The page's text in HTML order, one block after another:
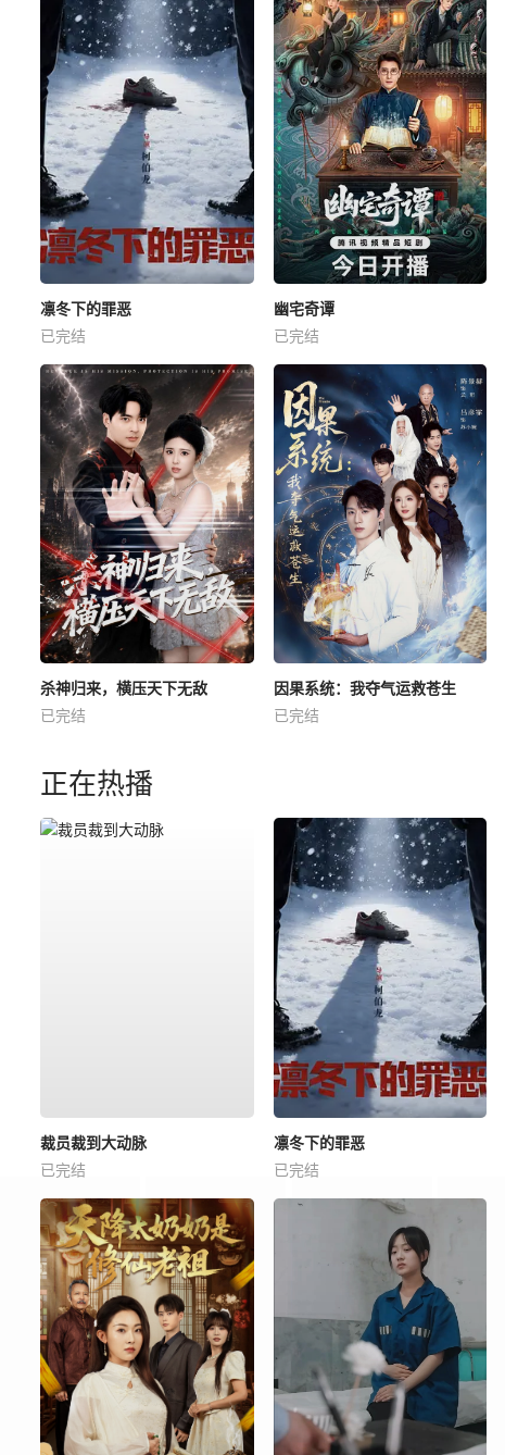
凛冬下的罪恶
已完结
幽宅奇谭
已完结
杀神归来，横压天下无敌
已完结
因果系统：我夺气运救苍生
已完结
正在热播
裁员裁到大动脉
已完结
凛冬下的罪恶
已完结